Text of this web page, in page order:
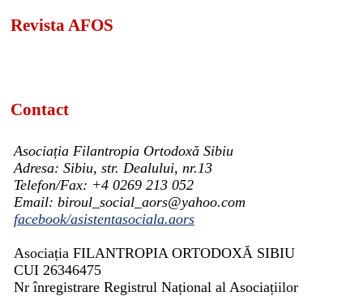
Revista AFOS
Contact
Asociația Filantropia Ortodoxă Sibiu
Adresa: Sibiu, str. Dealului, nr.13
Telefon/Fax: +4 0269 213 052
Email: biroul_social_aors@yahoo.com
facebook/asistentasociala.aors
Asociația FILANTROPIA ORTODOXĂ SIBIU
CUI 26346475
Nr înregistrare Registrul Național al Asociațiilor